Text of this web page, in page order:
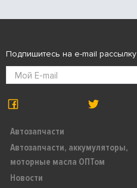
Автозапчасти
Автозапчасти, аккумуляторы,
моторные масла ОПТом
Новости
Подпишитесь на e-mail рассылку